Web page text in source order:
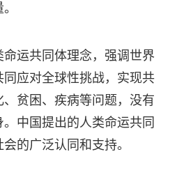
运共同体理念，强调世界
应对全球性挑战，实现共
贫困、疾病等问题，没有
中国提出的人类命运共同
的广泛认同和支持。